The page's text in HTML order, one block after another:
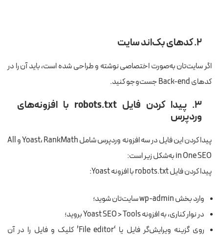
۲. کدهای بک‌اند سایت
اگر سایت‌تان به‌صورت اختصاصی نوشته و طراحی شده است، باید آن را در
کدهای Back-end جست‌وجو کنید.
۳. پیدا کردن فایل robots.txt با افزونه‌های
وردپرس
پیدا کردن این فایل در سه افزونه وردپرس شامل Yoast، RankMath و All
in One SEO به‌شکل زیر است:
پیدا کردن فایل robots.txt با افزونه Yoast:
وارد بخش wp-admin سایت‌تان شوید؛
در نوار کناری، به افزونه Yoast SEO > Tools بروید؛
روی گزینه ویرایش‌گر فایل یا ‘File editor’ کلیک و فایل را در آن